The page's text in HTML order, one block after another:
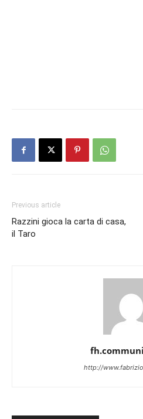
Previous article
Razzini gioca la carta di casa,
il Taro
http://